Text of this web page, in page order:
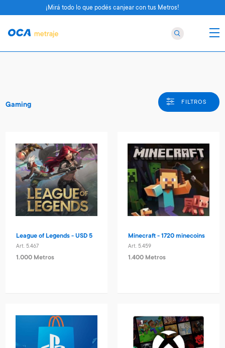
Gaming FILTROS
League of Legends - USD 5
Art. 5.467
1.000 Metros
Minecraft - 1720 minecoins
Art. 5.459
1.400 Metros
¡Mirá todo lo que podés canjear con tus Metros!